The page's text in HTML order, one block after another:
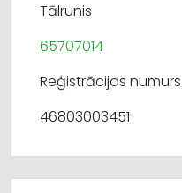
Tālrunis
65707014
Reģistrācijas numurs
46803003451